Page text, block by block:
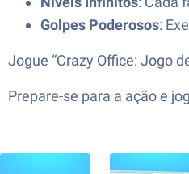
Golpes Poderosos:
Jogue “Crazy Office: Jogo
Prepare-se para a ação e